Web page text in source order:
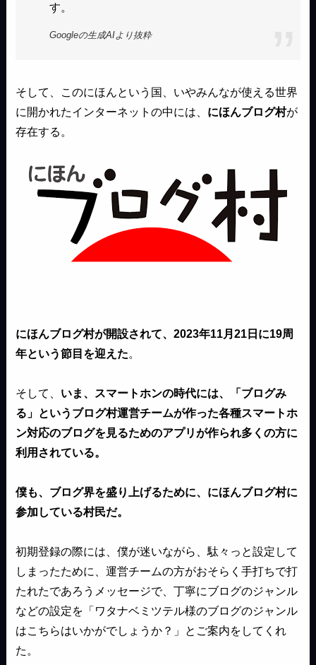
す。
Googleの生成AIより抜粋
そして、このにほんという国、いやみんなが使える世界
に開かれたインターネットの中には、 にほんブログ村が
存在する。
にほんブログ村が開設されて、2023年11月21日に19周
年という節目を迎えた。
そして、 いま、スマートホンの時代には、「ブログみ
る」というブログ村運営チームが作った各種スマートホ
ン対応のブログを見るためのアプリが作られ多くの方に
利用されている。
僕も、ブログ界を盛り上げるために、にほんブログ村に
参加している村民だ。
初期登録の際には、僕が迷いながら、駄々っと設定して
しまったために、運営チームの方がおそらく手打ちで打
たれたであろうメッセージで、丁寧にブログのジャンル
などの設定を「ワタナベミツテル様のブログのジャンル
はこちらはいかがでしょうか？」とご案内をしてくれ
た。